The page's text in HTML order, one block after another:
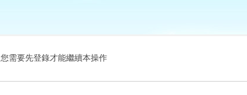
索
您需要先登錄才能繼續本操作